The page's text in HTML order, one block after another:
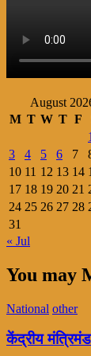
August
M T W T F
1
3
4 5 6 7
10 11 12 13 14
17 18 19 20 21
24 25 26 27 28
31
« Jul
You may
National other
केंद्रीय